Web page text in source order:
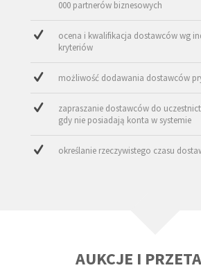
000 partnerów biznesowych
ocena i kwalifikacja dostawców wg
kryteriów
możliwość dodawania dostawców
zapraszanie dostawców do
gdy nie posiadają konta w systemie
określanie rzeczywistego czasu
AUKCJE I